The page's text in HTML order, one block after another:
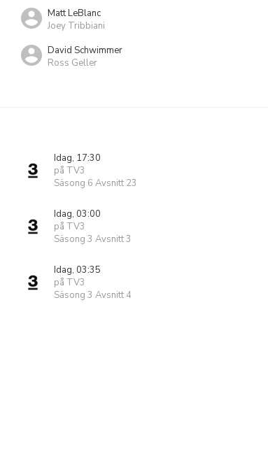
Matt LeBlanc
Joey Tribbiani
David Schwimmer
Ross Geller
Idag, 17:30
på TV3
Säsong 6 Avsnitt 23
Idag, 03:00
på TV3
Säsong 3 Avsnitt 3
Idag, 03:35
på TV3
Säsong 3 Avsnitt 4